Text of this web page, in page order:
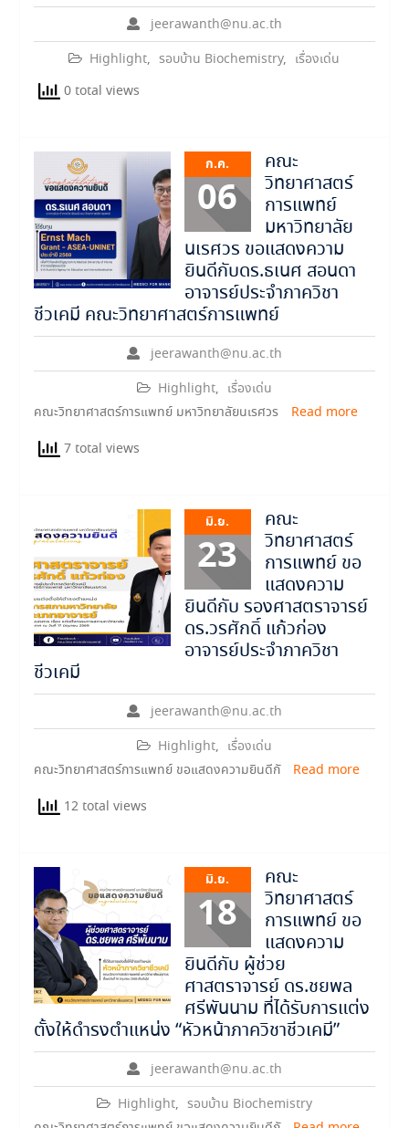
jeerawanth@nu.ac.th
Highlight, รอบบ้าน Biochemistry, เรื่องเด่น
0 total views
ก.ค.
06
คณะ
วิทยาศาสตร์
การแพทย์
มหาวิทยาลัย
นเรศวร ขอแสดงความ
ยินดีกับดร.ธเนศ สอนดา
อาจารย์ประจำภาควิชา
ชีวเคมี คณะวิทยาศาสตร์การแพทย์
jeerawanth@nu.ac.th
Highlight, เรื่องเด่น
คณะวิทยาศาสตร์การแพทย์ มหาวิทยาลัยนเรศวร
Read more
7 total views
มิ.ย.
23
คณะ
วิทยาศาสตร์
การแพทย์ ขอ
แสดงความ
ยินดีกับ รองศาสตราจารย์
ดร.วรศักดิ์ แก้วก่อง
อาจารย์ประจำภาควิชา
ชีวเคมี
jeerawanth@nu.ac.th
Highlight, เรื่องเด่น
คณะวิทยาศาสตร์การแพทย์ ขอแสดงความยินดีกั
Read more
12 total views
มิ.ย.
18
คณะ
วิทยาศาสตร์
การแพทย์ ขอ
แสดงความ
ยินดีกับ ผู้ช่วย
ศาสตราจารย์ ดร.ชยพล
ศรีพันนาม ที่ได้รับการแต่ง
ตั้งให้ดำรงตำแหน่ง “หัวหน้าภาควิชาชีวเคมี”
jeerawanth@nu.ac.th
Highlight, รอบบ้าน Biochemistry